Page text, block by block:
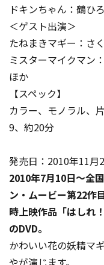
ドキンちゃん：鶴ひ
＜ゲスト出演＞
たねまきマギー：さ
ミスターマイクマン
ほか
【スペック】
カラー、モノラル、
9、約20分
発売日：2010年11月
2010年7月10日～全
ン・ムービー第22作
時上映作品「はしれ
のDVD。
かわいい花の妖精マ
やが演じます。